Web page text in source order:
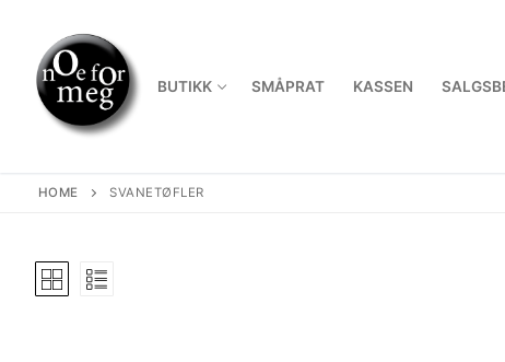
content
BUTIKK SMÅPRAT KASSEN
HOME SVANETØFLER